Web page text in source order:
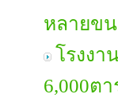
หลายข
โรงงา
6,000ต